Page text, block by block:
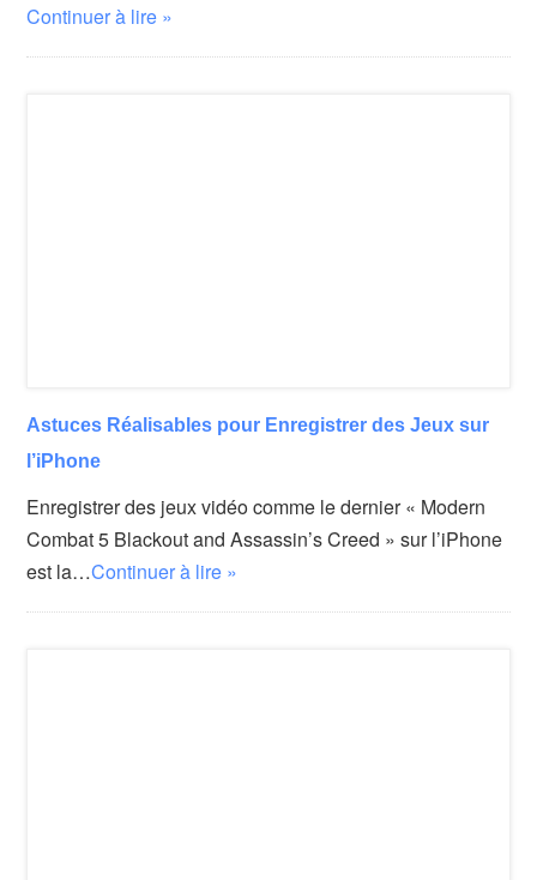
Continuer à lire »
Astuces Réalisables pour Enregistrer des Jeux sur
l’iPhone
Enregistrer des jeux vidéo comme le dernier « Modern
Combat 5 Blackout and Assassin’s Creed » sur l’iPhone
est la…Continuer à lire »